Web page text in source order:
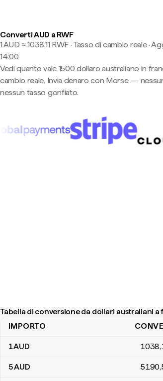
Converti AUD a RWF
1 AUD ≈ 1038,11 RWF · Tasso di cambio reale·
14:00
Vedi quanto vale 1500 dollaro australiano in
cambio reale. Invia denaro con Morse —
nessun tasso gonfiato.
Tabella di conversione da dollari australiani
Tabella di conversione da dollari australiani a
IMPORTO
1AUD 1038
5AUD 5190